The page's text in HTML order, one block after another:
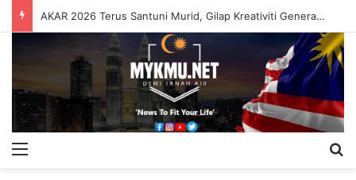
AKAR 2026 Terus Santuni Murid, Gilap Kreativiti Generasi Muda